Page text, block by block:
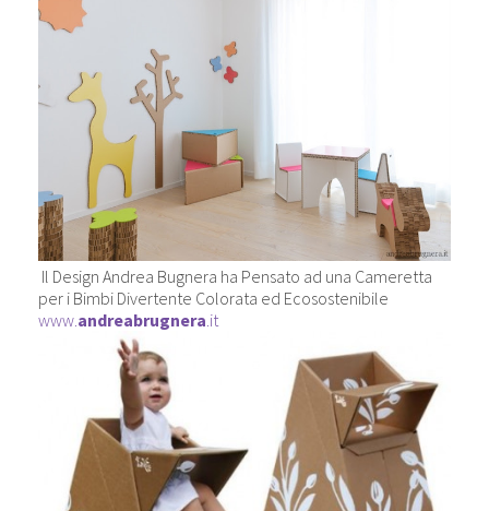
Il Design Andrea Bugnera ha Pensato ad una Cameretta
per i Bimbi Divertente Colorata ed Ecosostenibile
www. andreabrugnera .it